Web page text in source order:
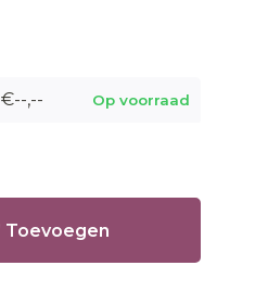
€--,-- Op voorraad
Toevoegen